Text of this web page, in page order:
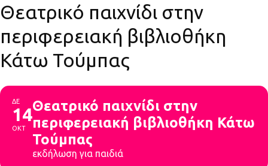
Θεατρικό παιχνίδι στην
περιφερειακή βιβλιοθήκη
Κάτω Τούμπας
ΔΕ
14
ΟΚΤ
Θεατρικό παιχνίδι στην
περιφερειακή βιβλιοθήκη Κάτω
Τούμπας
εκδήλωση για παιδιά